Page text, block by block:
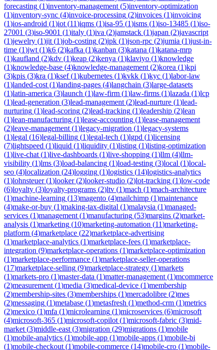
forecasting (1)inventory-management (5)inventory-optimization
(1)inventory-sync (4)invoice-processing (2)invoices (1)invoicing
(1)ios-android (1)iot (11)iqms (1)isa-95 (1)isms (1)iso-13485 (1)iso-
27001 (3)iso-9001 (1)italy (1)iva (2)jamstack (1)japan (2)javascript
(1)jewelry (1)jit (1)job-costing (2)jpk (1)json-rpc (2)jumia (1)just-in-
time (1)jwt (1)k6 (2)kafka (1)kanban (3)katana (1)katana-mrp
(1)kaufland (2)kdv (1)keap (2)kenya (1)klaviyo (1)knowledge
(1)knowledge-base (4)knowledge-management (2)korea (1)kpi
(3)kpis (3)kra (1)ksef(1)kubernetes (1)kvkk (1)kyc (1)labor-law
(1)landed-cost (1)landing-pages (4)langchain (3)large-datasets
(1)latin-america (3)launch (1)law-firm (1)law-firms (1)lazada (1)lcp
(1)lead-generation (3)lead-management (2)lead-nurture (1)lead-
nurturing (1)lead-scoring (2)lead-tracking (1)leadership (2)lean
(1)lean-manufacturing (1)lease-accounting (1)lease-management
(2)leave-management (1)legacy-migration (1)legacy-systems
(1)legal (16)legal-billing (1)legal-tech (1)lgpd (1)licensing
(7)lightspeed (1)liquid (1)liquidity (1)listing (1)listing-optimization
(1)live-chat (1)live-dashboards (1)live-shopping (1)llm (4)llm-
visibility (1)lms (3)load-balancing (1)load-testing (3)local (1)local-
seo (4)localization (24)logging (1)logistics (14)logistics-analytics
(1)lohnsteuer(1)looker(2)looker-studio (2)lot-tracking (1)low-code
(6)loyalty (3)loyalty-programs (2)ltv (1)mach (1)mach-architecture
(1)machine-learning (13)magento (4)mailchimp (1)maintenance
(4)make-or-buy (1)making-tax-digital (1)malaysia (1)managed-
services (1)management (1)manufacturing (53)margins (2)market-
analysis (1)marketing (10)marketing-automation (11)marketing-
platform (4)marketplace (22)marketplace-advertising
(1)marketplace-analytics (1)marketplace-fees (1)marketplace-
integration (9)marketplace-operations (1)marketplace-optimization
(1)marketplace-performance (1)marketplace-seller-operations
(17)marketplace-selling (9)marketplace-strategy (1)markets
(1)markets-pro (1)master-data (1)matter-management (1)mcommerce
(2)measurement (1)media (3)medical-device (1)membership
(2)membership-sites (3)memberships (1)mercadolibre (2)mes
(2)messaging (1)metabase (1)metasfresh (1)method-crm (1)metrics
(2)mexico (1)mfa (1)microlearning (1)microservices (6)microsoft
(4)microsoft-365 (1)microsoft-copilot (1)microsoft-fabric (3)mid-
market (3)middle-east (3)migration (29)migrations (1)mobile
(1)mobile-analytics (1)mobile-app (1)mobile-apps (1)mobile-bi
(1)mobile-checkout (1)mobile-commerce (14)mobile-cro (1)mobile-